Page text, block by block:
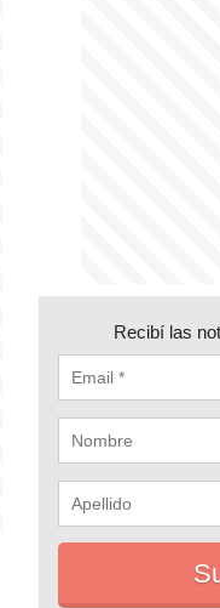
Recibí las